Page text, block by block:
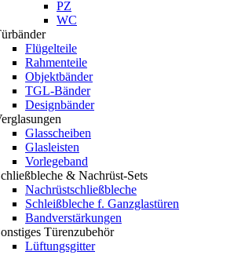
PZ
WC
Flügelteile
Rahmenteile
Objektbänder
TGL-Bänder
Designbänder
Glasscheiben
Glasleisten
Vorlegeband
& Nachrüst-Sets
Nachrüstschließbleche
Schleißbleche f. Ganzglastüren
Bandverstärkungen
Türenzubehör
Lüftungsgitter